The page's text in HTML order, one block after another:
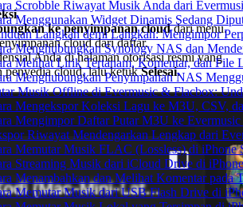
Scrobble Riwayat Musik Anda dari
Menggunakan Widget Dinamis Sedang
Langkah demi Langkah: Mengimpor
Menghubungkan Synology NAS dan
Melihat Lirik Tertanam, Komentar, dan
Menghubungkan Penyimpanan NAS
Musik Offline di Evermusic & Flacbox:
Mengekspor Koleksi Lagu ke M3U, CSV,
Mengimpor Daftar Putar M3U ke
Riwayat Mendengarkan Lengkap dari
Memutar Musik FLAC (Lossless) di iPhone
Streaming Musik dari iCloud Drive di
Menambahkan dan Melihat Komentar pada
Memutar Musik dari USB Flash Drive di
.
ke penyimpanan clouddari menu.
cloud dari daftar.
Anda di halaman otorisasi resmi yang
penyedia cloud, lalu ketukSelesai.